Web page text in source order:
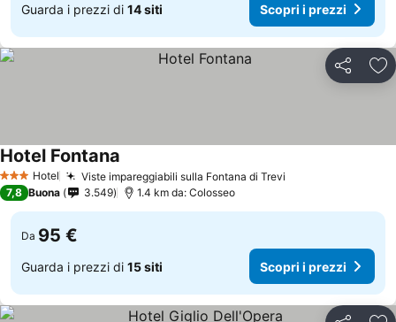
Guarda i prezzi di 14 siti Scopri i prezzi
Condividi
3 StelleHotel Viste impareggiabili sulla Fontana di Trevi
Hotel Fontana
7,8 Buona 3.549 1.4 km da: Colosseo
Da 95 €
Guarda i prezzi di 15 siti Scopri i prezzi